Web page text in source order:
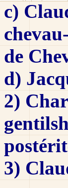
c)
de
d)
2)
3)